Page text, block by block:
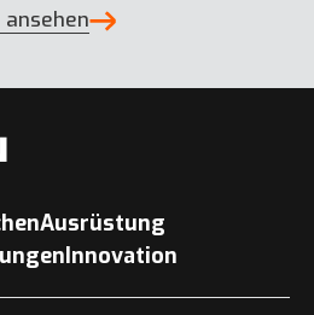
Ausrüstung
Innovation